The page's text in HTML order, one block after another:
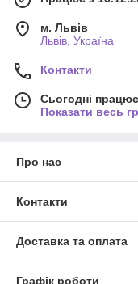
м. Львів
Львів, Україна
Контакти
Сьогодні
Показати весь
Про нас
Контакти
Доставка та оплата
Графік роботи